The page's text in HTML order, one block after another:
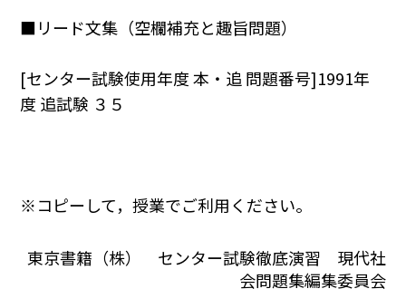
■リード文集（空欄補充と趣旨問題）
[センター試験使用年度 本・追 問題番号]1991年
度 追試験 ３５
※コピーして，授業でご利用ください。
東京書籍（株） センター試験徹底演習 現代社
会問題集編集委員会